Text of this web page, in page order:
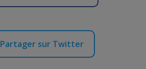
Partager sur Twitter